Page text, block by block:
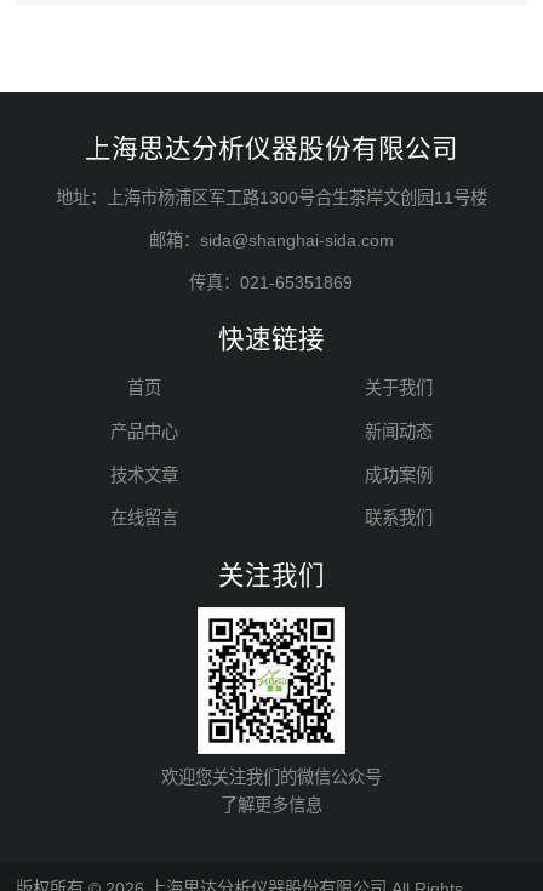
上海思达分析仪器股份有限公司
地址：上海市杨浦区军工路1300号合生茶岸文创园11号楼
邮箱：sida@shanghai-sida.com
传真：021-65351869
快速链接
首页 关于我们
产品中心 新闻动态
技术文章 成功案例
在线留言 联系我们
关注我们
欢迎您关注我们的微信公众号
了解更多信息